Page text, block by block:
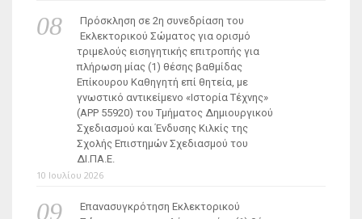
Πρόσκληση σε 2η συνεδρίαση του
Εκλεκτορικού Σώματος για ορισμό
τριμελούς εισηγητικής επιτροπής για
πλήρωση μίας (1) θέσης βαθμίδας
Επίκουρου Καθηγητή επί θητεία, με
γνωστικό αντικείμενο «Ιστορία Τέχνης»
(ΑΡΡ 55920) του Τμήματος Δημιουργικού
Σχεδιασμού και Ένδυσης Κιλκίς της
Σχολής Επιστημών Σχεδιασμού του
ΔΙ.ΠΑ.Ε.
10 Ιουλίου 2026
Επανασυγκρότηση Εκλεκτορικού